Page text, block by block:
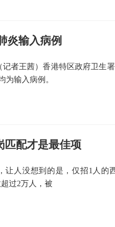
炎输入病例
记者王茜）香港特区政府卫生
为输入病例。
匹配才是最佳项
让人没想到的是，仅招1人
过2万人，被